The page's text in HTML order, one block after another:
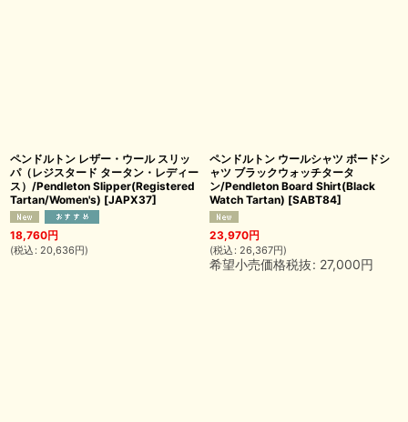
ペンドルトン レザー・ウール スリッ
パ（レジスタード タータン・レディー
ス）/Pendleton Slipper(Registered
Tartan/Women's) [JAPX37]
18,760円
(税込 : 20,636円)
ペンドルトン ウールシャツ ボードシ
ャツ ブラックウォッチタータ
ン/Pendleton Board Shirt(Black
Watch Tartan) [SABT84]
23,970円
(税込 : 26,367円)
希望小売価格税抜: 27,000円